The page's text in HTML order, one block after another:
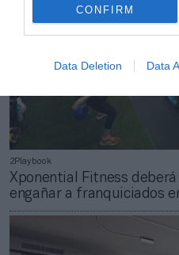
CONFIRM
Data Deletion Data
2Playbook
Xponential Fitness
engañar a franquiciados